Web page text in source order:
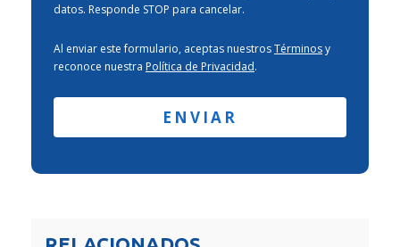
datos. Responde STOP para cancelar.
Al enviar este formulario, aceptas nuestrosTérminosy
reconoce nuestra Política de Privacidad.